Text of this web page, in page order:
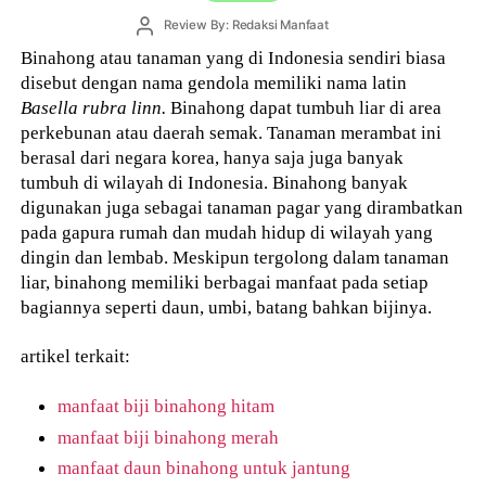
PostReview By: Redaksi Manfaat
Binahong atau tanaman yang di Indonesia sendiri biasa
disebut dengan nama gendola memiliki nama latin
Basella rubra linn.Binahong dapat tumbuh liar di area
perkebunan atau daerah semak. Tanaman merambat ini
berasal dari negara korea, hanya saja juga banyak
tumbuh di wilayah di Indonesia. Binahong banyak
digunakan juga sebagai tanaman pagar yang dirambatkan
pada gapura rumah dan mudah hidup di wilayah yang
dingin dan lembab. Meskipun tergolong dalam tanaman
liar, binahong memiliki berbagai manfaat pada setiap
bagiannya seperti daun, umbi, batang bahkan bijinya.
artikel terkait:
manfaat biji binahong hitam
manfaat biji binahong merah
manfaat daun binahong untuk jantung